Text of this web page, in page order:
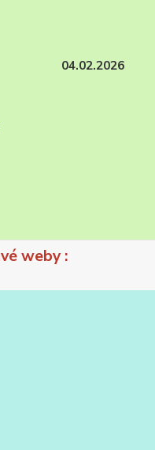
04.02.2026
weby :